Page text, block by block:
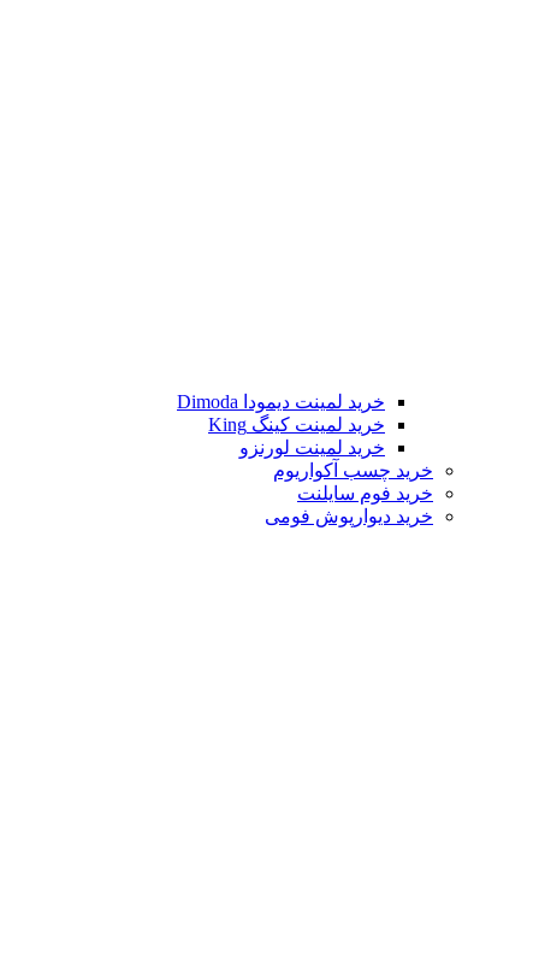
خرید لمینت دیمودا Dimoda
خرید لمینت کینگ King
خرید لمینت لورنزو
خرید چسب آکواریوم
خرید فوم سایلنت
خرید دیوارپوش فومی